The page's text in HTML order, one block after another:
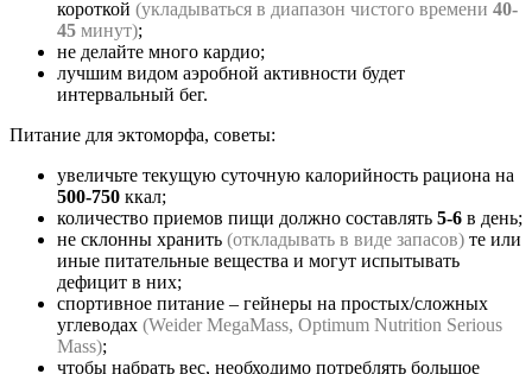
короткой (укладываться в диапазон чистого времени 40-
45 минут);
не делайте много кардио;
лучшим видом аэробной активности будет
интервальный бег.
Питание для эктоморфа, советы:
увеличьте текущую суточную калорийность рациона на
500-750 ккал;
количество приемов пищи должно составлять 5-6 в день;
не склонны хранить (откладывать в виде запасов) те или
иные питательные вещества и могут испытывать
дефицит в них;
спортивное питание – гейнеры на простых/сложных
углеводах (Weider MegaMass, Optimum Nutrition Serious
Mass);
чтобы набрать вес, необходимо потреблять большое